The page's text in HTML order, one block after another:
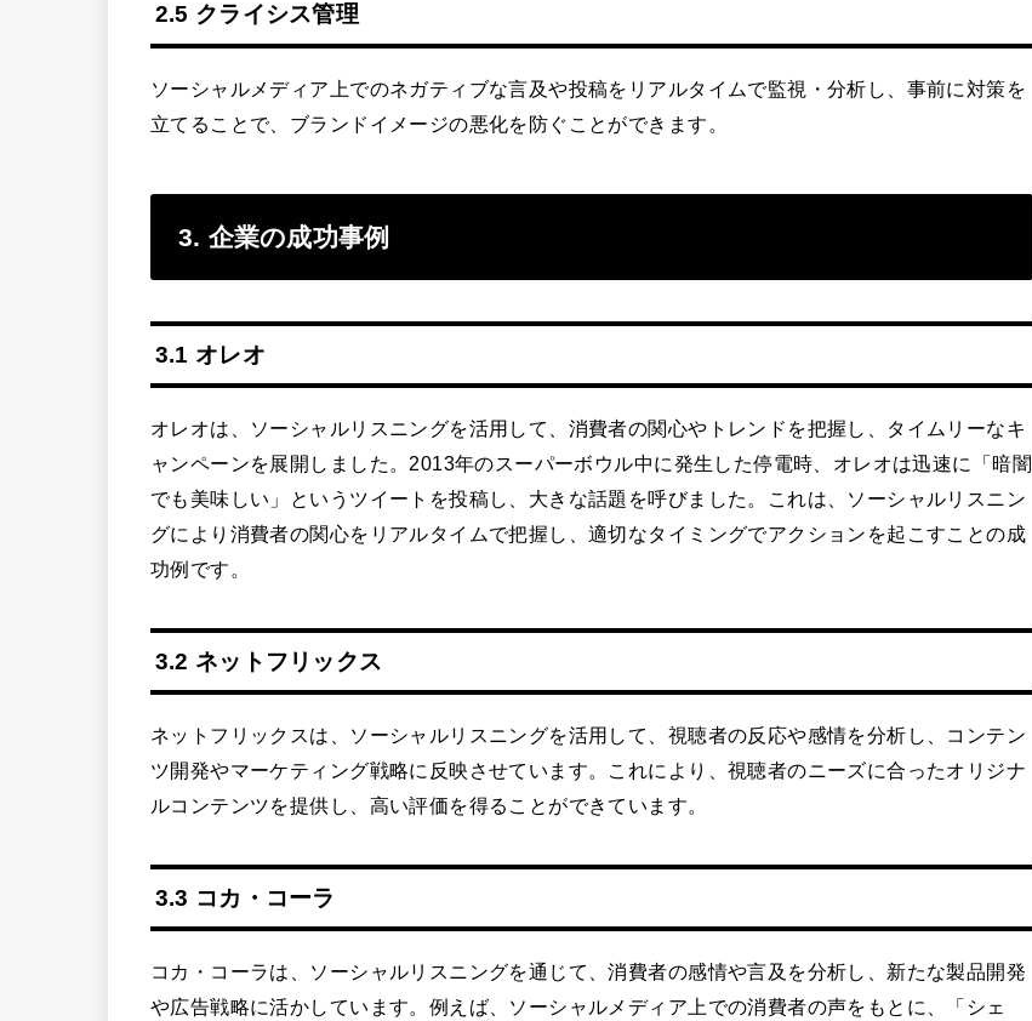
2.5 クライシス管理
ソーシャルメディア上でのネガティブな言及や投稿をリアルタイムで監視・分析し、事前に対策を
立てることで、ブランドイメージの悪化を防ぐことができます。
3. 企業の成功事例
3.1 オレオ
オレオは、ソーシャルリスニングを活用して、消費者の関心やトレンドを把握し、タイムリーなキ
ャンペーンを展開しました。2013年のスーパーボウル中に発生した停電時、オレオは迅速に「暗闇
でも美味しい」というツイートを投稿し、大きな話題を呼びました。これは、ソーシャルリスニン
グにより消費者の関心をリアルタイムで把握し、適切なタイミングでアクションを起こすことの成
功例です。
3.2 ネットフリックス
ネットフリックスは、ソーシャルリスニングを活用して、視聴者の反応や感情を分析し、コンテン
ツ開発やマーケティング戦略に反映させています。これにより、視聴者のニーズに合ったオリジナ
ルコンテンツを提供し、高い評価を得ることができています。
3.3 コカ・コーラ
コカ・コーラは、ソーシャルリスニングを通じて、消費者の感情や言及を分析し、新たな製品開発
や広告戦略に活かしています。例えば、ソーシャルメディア上での消費者の声をもとに、「シェ